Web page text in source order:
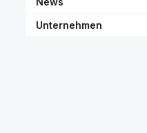
Unternehmen